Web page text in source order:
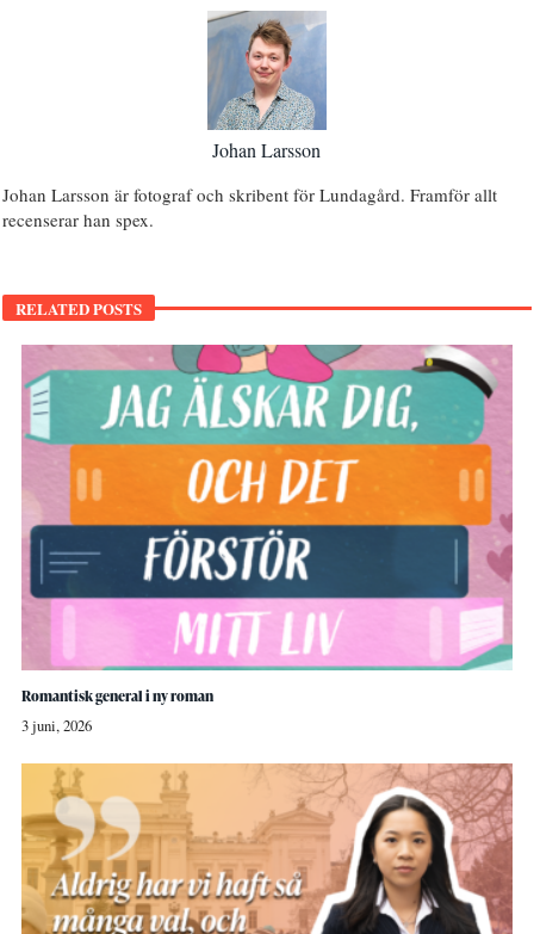
Johan Larsson
Johan Larsson är fotograf och skribent för Lundagård. Framför allt
recenserar han spex.
RELATED POSTS
Romantisk general i ny roman
3 juni, 2026